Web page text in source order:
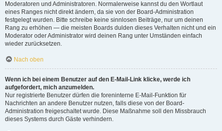
Moderatoren und Administratoren. Normalerweise kannst du den Wortlaut
eines Ranges nicht direkt ändern, da sie von der Board-Administration
festgelegt wurden. Bitte schreibe keine sinnlosen Beiträge, nur um deinen
Rang zu erhöhen — die meisten Boards dulden dieses Verhalten nicht und ein
Moderator oder Administrator wird deinen Rang unter Umständen einfach
wieder zurücksetzen.
Nach oben
Wenn ich bei einem Benutzer auf den E-Mail-Link klicke, werde ich
aufgefordert, mich anzumelden.
Nur registrierte Benutzer dürfen die foreninterne E-Mail-Funktion für
Nachrichten an andere Benutzer nutzen, falls diese von der Board-
Administration freigeschaltet wurde. Diese Maßnahme soll den Missbrauch
dieses Systems durch Gäste verhindern.